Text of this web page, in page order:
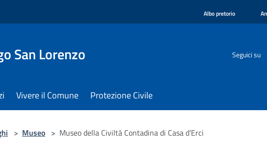
Albo pretorio
San Lorenzo Seguici su
Vivere il Comune Protezione Civile
> Museo > Museo della Civiltà Contadina di Casa d’Erci